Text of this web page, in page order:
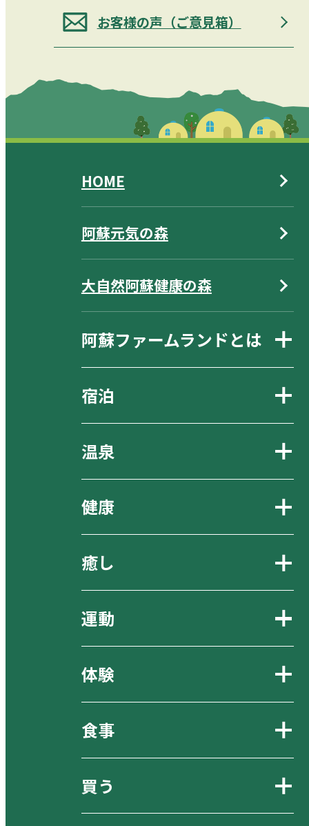
お客様の声（ご意見箱）
HOME
阿蘇元気の森
大自然阿蘇健康の森
阿蘇ファームランドとは
宿泊
温泉
健康
癒し
運動
体験
食事
買う